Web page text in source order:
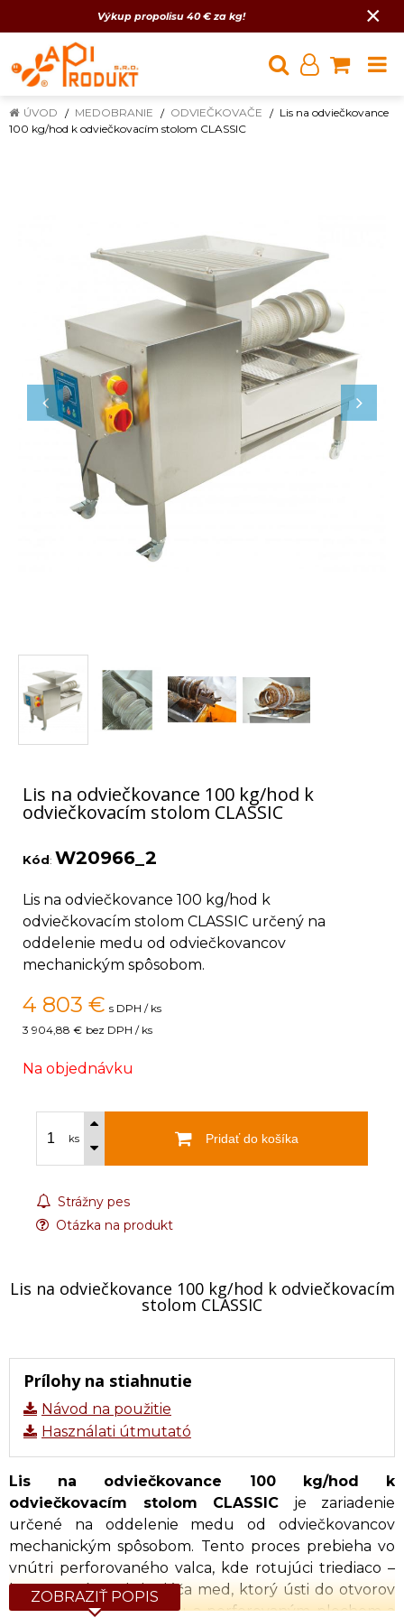
Výkup propolisu 40 € za kg! ×
ÚVOD MEDOBRANIE ODVIEČKOVAČE
Lis na odviečkovance
100 kg/hod k odviečkovacím stolom CLASSIC
Lis na odviečkovance 100 kg/hod k
odviečkovacím stolom CLASSIC
Kód: W20966_2
Lis na odviečkovance 100 kg/hod k
odviečkovacím stolom CLASSIC určený na
oddelenie medu od odviečkovancov
mechanickým spôsobom.
4 803 € s DPH / ks
3 904,88 € bez DPH / ks
Na objednávku
ks Pridať do košíka
Strážny pes
Otázka na produkt
Lis na odviečkovance 100 kg/hod k odviečkovacím
stolom CLASSIC
Prílohy na stiahnutie
Návod na použitie
Használati útmutató
Lis na odviečkovance 100 kg/hod k
odviečkovacím stolom CLASSIC je zariadenie
určené na oddelenie medu od odviečkovancov
mechanickým spôsobom. Tento proces prebieha vo
vnútri perforovaného valca, kde rotujúci triediaco –
kompresný modul stláča med, ktorý ústi do otvorov
medzi triediacou časťou a perforovaným plechom a
ZOBRAZIŤ POPIS